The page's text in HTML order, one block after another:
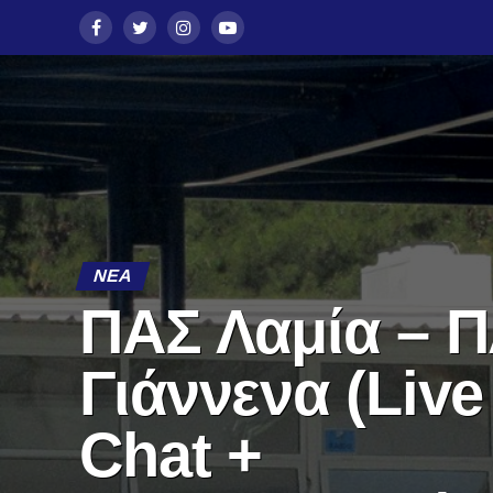
ΝΈΑ
ΠΑΣ Λαμία –
Γιάννενα (Live
Chat +